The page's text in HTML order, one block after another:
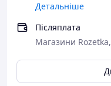
Детальніше
Післяплата
Магазини